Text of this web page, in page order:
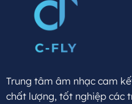
Trung tâm âm nhạc cam
chất lượng, tốt nghiệp các